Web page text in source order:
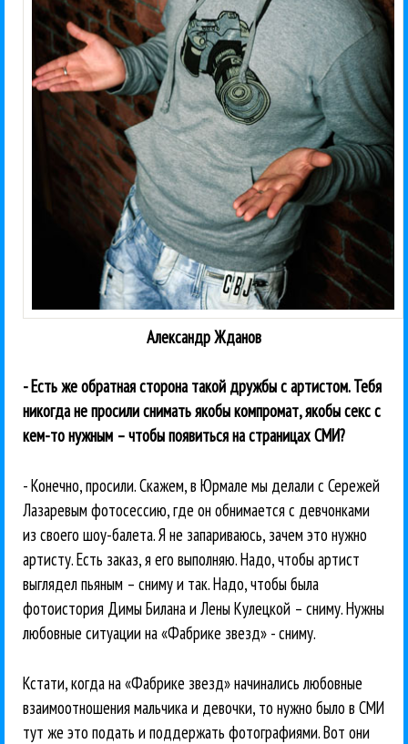
Александр Жданов
- Есть же обратная сторона такой дружбы с артистом. Тебя
никогда не просили снимать якобы компромат, якобы секс с
кем-то нужным – чтобы появиться на страницах СМИ?
- Конечно, просили. Скажем, в Юрмале мы делали с Сережей
Лазаревым фотосессию, где он обнимается с девчонками
из своего шоу-балета. Я не запариваюсь, зачем это нужно
артисту. Есть заказ, я его выполняю. Надо, чтобы артист
выглядел пьяным – сниму и так. Надо, чтобы была
фотоистория Димы Билана и Лены Кулецкой – сниму. Нужны
любовные ситуации на «Фабрике звезд» - сниму.
Кстати, когда на «Фабрике звезд» начинались любовные
взаимоотношения мальчика и девочки, то нужно было в СМИ
тут же это подать и поддержать фотографиями. Вот они